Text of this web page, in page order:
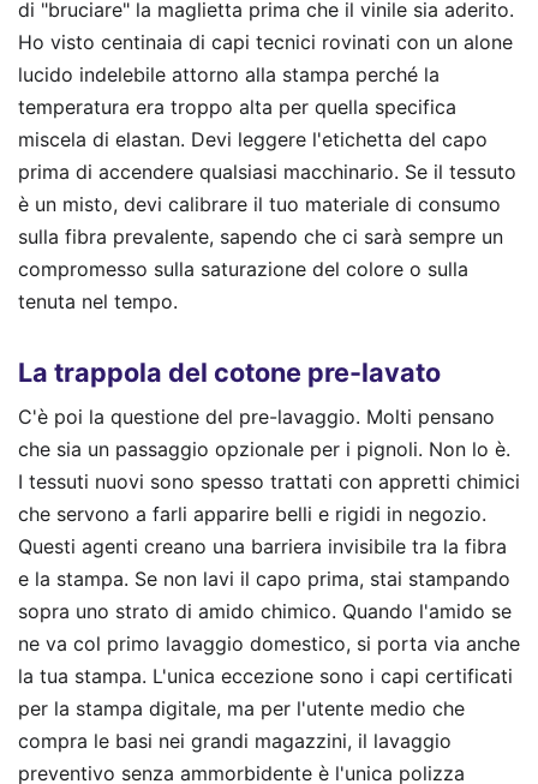
di "bruciare" la maglietta prima che il vinile sia aderito.
Ho visto centinaia di capi tecnici rovinati con un alone
lucido indelebile attorno alla stampa perché la
temperatura era troppo alta per quella specifica
miscela di elastan. Devi leggere l'etichetta del capo
prima di accendere qualsiasi macchinario. Se il tessuto
è un misto, devi calibrare il tuo materiale di consumo
sulla fibra prevalente, sapendo che ci sarà sempre un
compromesso sulla saturazione del colore o sulla
tenuta nel tempo.
La trappola del cotone pre-lavato
C'è poi la questione del pre-lavaggio. Molti pensano
che sia un passaggio opzionale per i pignoli. Non lo è.
I tessuti nuovi sono spesso trattati con appretti chimici
che servono a farli apparire belli e rigidi in negozio.
Questi agenti creano una barriera invisibile tra la fibra
e la stampa. Se non lavi il capo prima, stai stampando
sopra uno strato di amido chimico. Quando l'amido se
ne va col primo lavaggio domestico, si porta via anche
la tua stampa. L'unica eccezione sono i capi certificati
per la stampa digitale, ma per l'utente medio che
compra le basi nei grandi magazzini, il lavaggio
preventivo senza ammorbidente è l'unica polizza